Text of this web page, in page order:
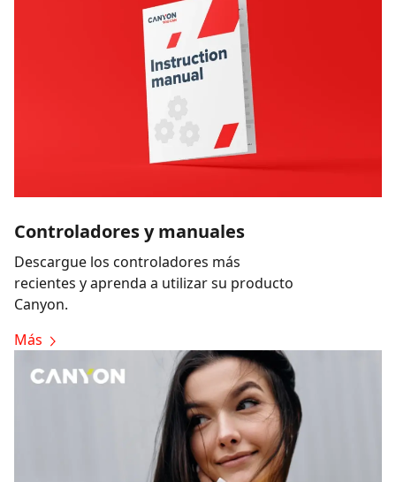
Controladores y manuales
Descargue los controladores más
recientes y aprenda a utilizar su producto
Canyon.
Más